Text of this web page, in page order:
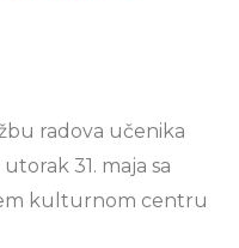
radova učenika
31. maja sa
kulturnom centru